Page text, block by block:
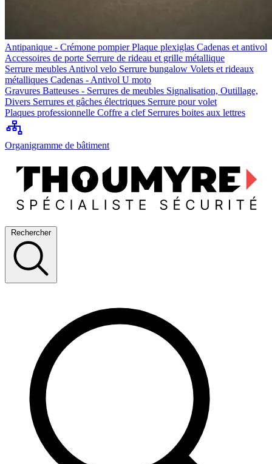
Antipanique - Crémone pompierPlaque plexiglas Cadenas et antivol
Accessoires de porte Serrure de rideau et grille métallique
Serrure meubles Antivol velo Serrure bungalow Volets et rideaux
métalliques Cadenas - Antivol U moto
Gravures Batteuses - Serrures de meubles Signalisation, Outillage,
Divers Serrures et gâches électriques Serrure pour volet
Plaques professionnelle Coffre a clef Serrures boites aux lettres
Organigramme de bâtiment
Rechercher